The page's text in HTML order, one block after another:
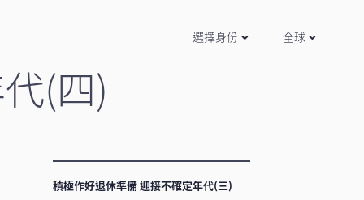
選擇身份 全球
(四)
積極作好退休準備 迎接不確定年代(三)